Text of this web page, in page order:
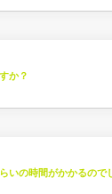
か？
いの時間がかかるので